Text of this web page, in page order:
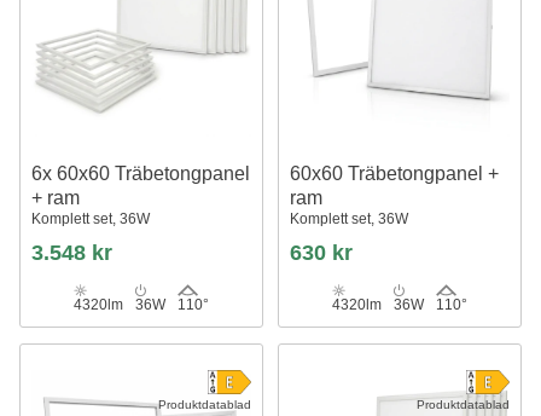
6x 60x60 Träbetongpanel
+ ram
Komplett set, 36W
3.548 kr
4320lm 36W 110°
60x60 Träbetongpanel +
ram
Komplett set, 36W
630 kr
4320lm 36W 110°
Produktdatablad Produktdatablad